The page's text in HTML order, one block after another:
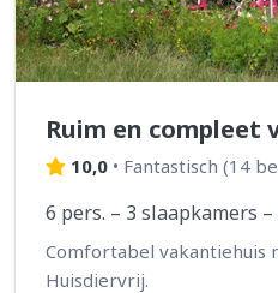
Ruim en compleet
10,0 • Fantastisch (14
6 pers. – 3 slaapkamers
Comfortabel vakantiehuis
Huisdiervrij.